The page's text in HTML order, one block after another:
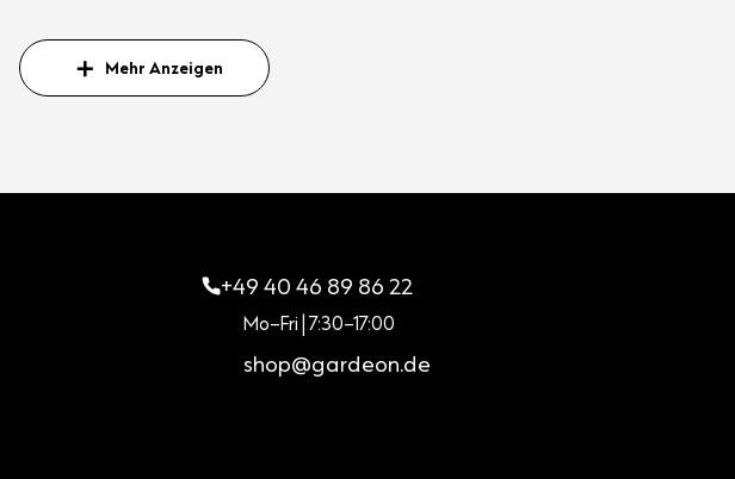
Mehr Anzeigen
+49 40 46 89 86 22
Mo–Fri | 7:30–17:00
shop@gardeon.de